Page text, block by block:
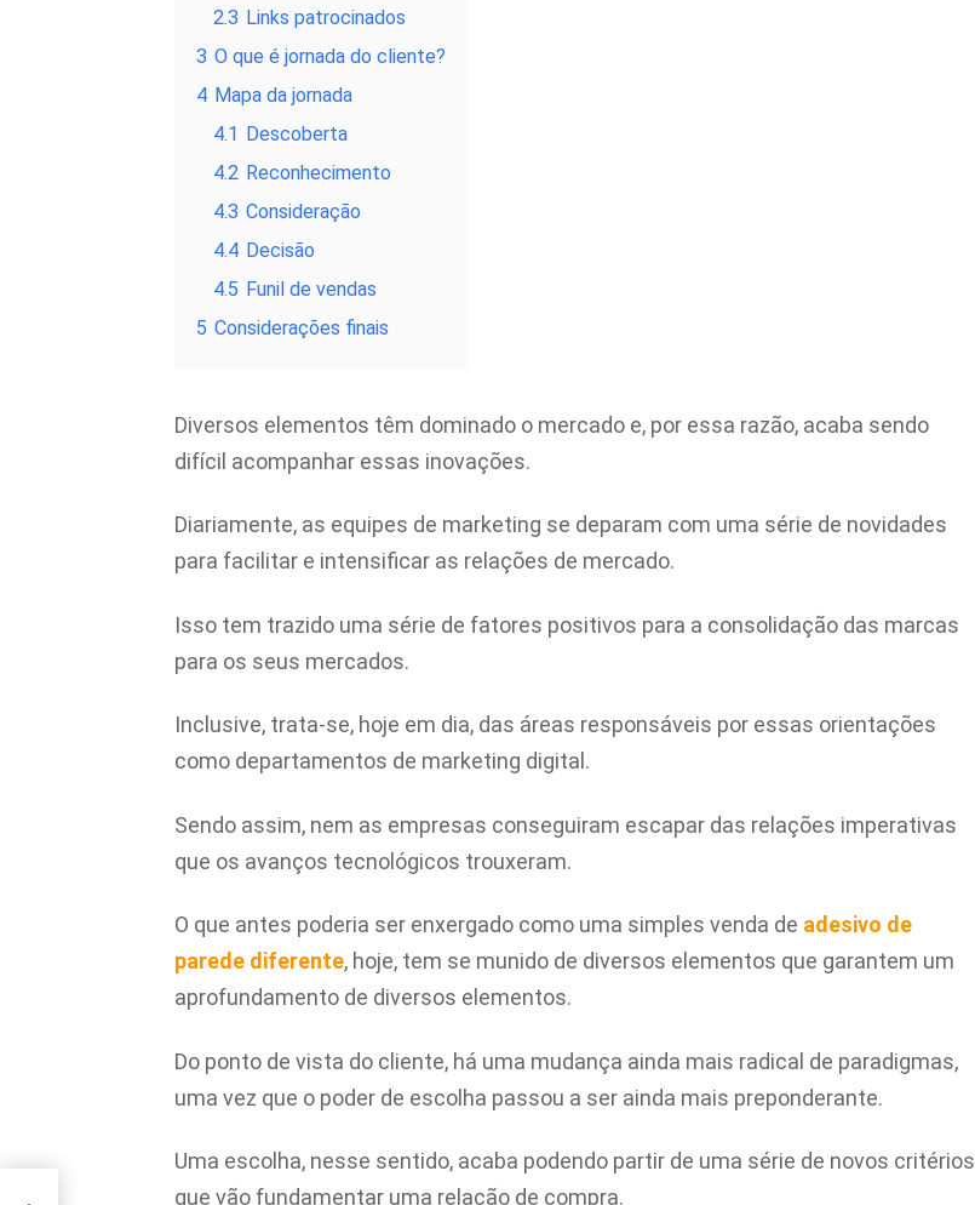
2.3 Links patrocinados
3 O que é jornada do cliente?
4 Mapa da jornada
4.1 Descoberta
4.2 Reconhecimento
4.3 Consideração
4.4 Decisão
4.5 Funil de vendas
5 Considerações finais
Diversos elementos têm dominado o mercado e, por essa razão, acaba sendo
difícil acompanhar essas inovações.
Diariamente, as equipes de marketing se deparam com uma série de novidades
para facilitar e intensificar as relações de mercado.
Isso tem trazido uma série de fatores positivos para a consolidação das marcas
para os seus mercados.
Inclusive, trata-se, hoje em dia, das áreas responsáveis por essas orientações
como departamentos de marketing digital.
Sendo assim, nem as empresas conseguiram escapar das relações imperativas
que os avanços tecnológicos trouxeram.
O que antes poderia ser enxergado como uma simples venda de adesivo de
parede diferente, hoje, tem se munido de diversos elementos que garantem um
aprofundamento de diversos elementos.
Do ponto de vista do cliente, há uma mudança ainda mais radical de paradigmas,
uma vez que o poder de escolha passou a ser ainda mais preponderante.
Uma escolha, nesse sentido, acaba podendo partir de uma série de novos critérios
que vão fundamentar uma relação de compra.